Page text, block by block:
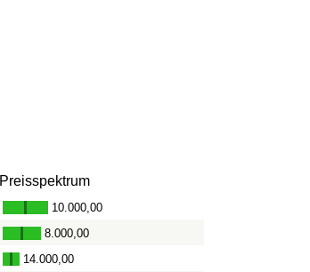
Preisspektrum
- 10.000,00
- 8.000,00
- 14.000,00